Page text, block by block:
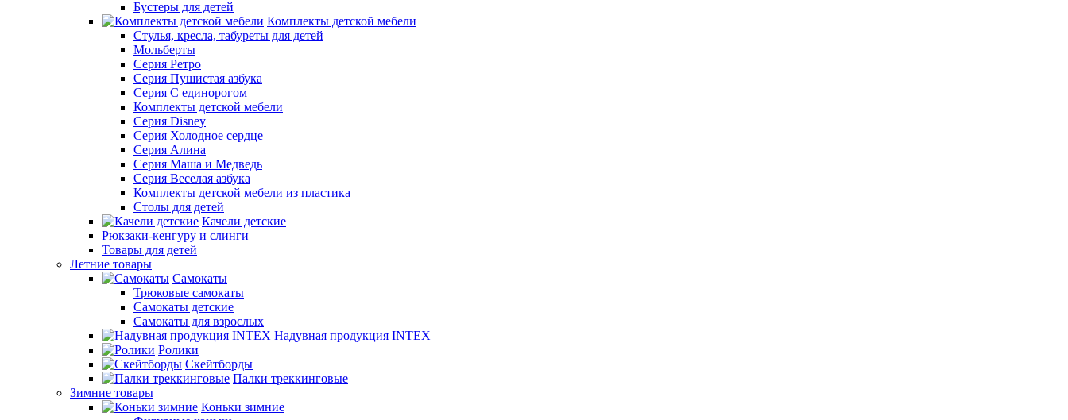
Бустеры для детей
Комплекты детской мебели
Стулья, кресла, табуреты для детей
Мольберты
Серия Ретро
Серия Пушистая азбука
Серия С единорогом
Комплекты детской мебели
Серия Disney
Серия Холодное сердце
Серия Алина
Серия Маша и Медведь
Серия Веселая азбука
Комплекты детской мебели из пластика
Столы для детей
Качели детские
Рюкзаки-кенгуру и слинги
Товары для детей
Летние товары
Самокаты
Трюковые самокаты
Самокаты детские
Самокаты для взрослых
Надувная продукция INTEX
Ролики
Скейтборды
Палки треккинговые
Зимние товары
Коньки зимние